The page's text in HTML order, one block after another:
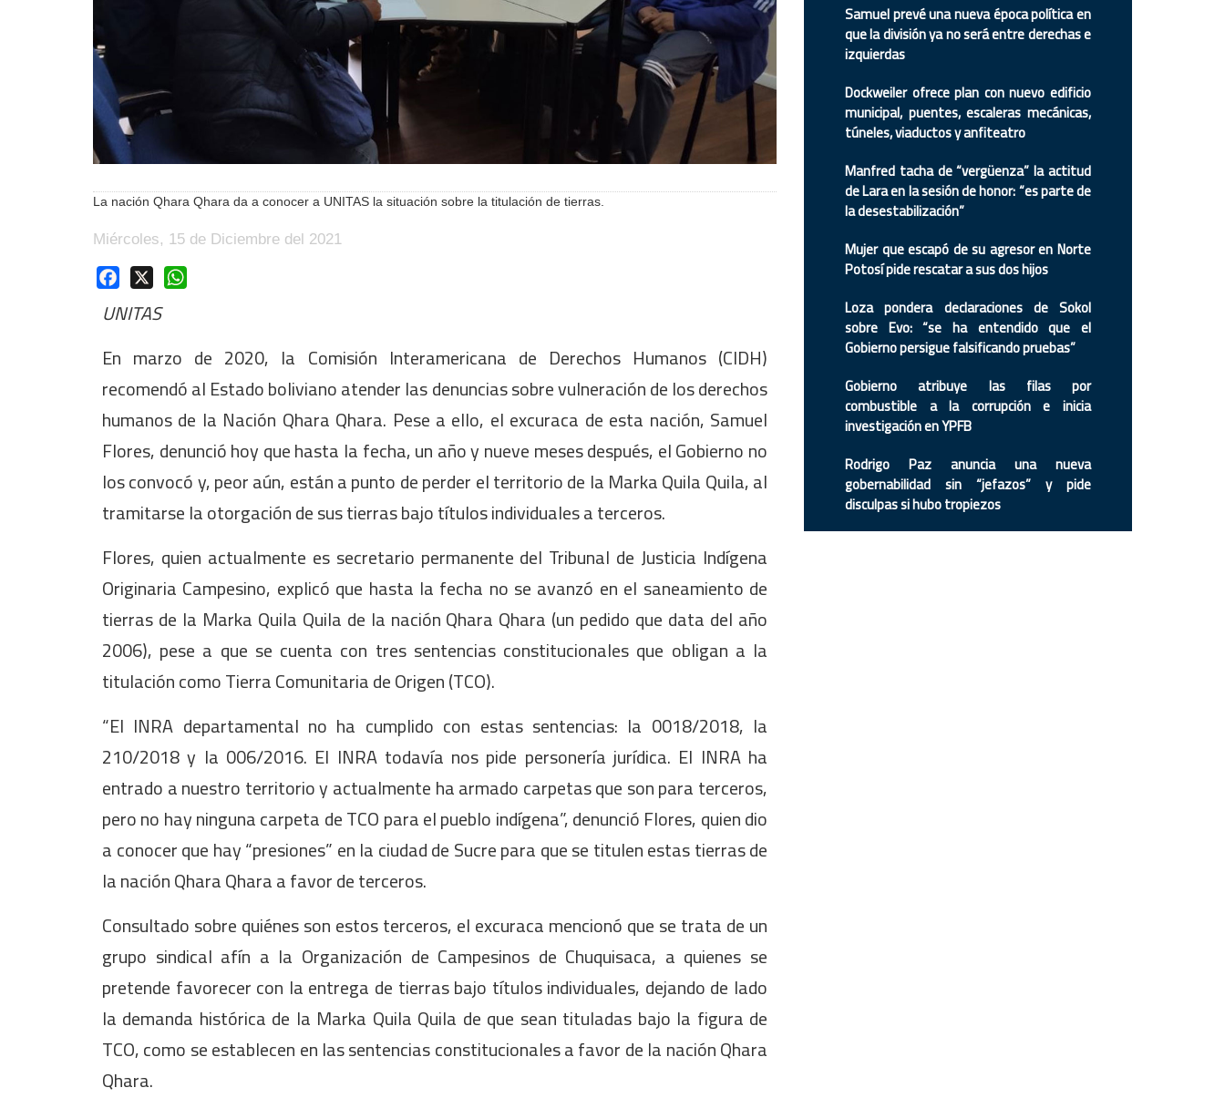
La nación Qhara Qhara da a conocer a UNITAS la situación sobre la titulación de tierras.
Miércoles, 15 de Diciembre del 2021
Facebook
UNITAS
En marzo de 2020, la Comisión Interamericana de Derechos Humanos (CIDH)
recomendó al Estado boliviano atender las denuncias sobre vulneración de los derechos
humanos de la Nación Qhara Qhara. Pese a ello, el excuraca de esta nación, Samuel
Flores, denunció hoy que hasta la fecha, un año y nueve meses después, el Gobierno no
los convocó y, peor aún, están a punto de perder el territorio de la Marka Quila Quila, al
tramitarse la otorgación de sus tierras bajo títulos individuales a terceros.
Flores, quien actualmente es secretario permanente del Tribunal de Justicia Indígena
Originaria Campesino, explicó que hasta la fecha no se avanzó en el saneamiento de
tierras de la Marka Quila Quila de la nación Qhara Qhara (un pedido que data del año
2006), pese a que se cuenta con tres sentencias constitucionales que obligan a la
titulación como Tierra Comunitaria de Origen (TCO).
“El INRA departamental no ha cumplido con estas sentencias: la 0018/2018, la
210/2018 y la 006/2016. El INRA todavía nos pide personería jurídica. El INRA ha
entrado a nuestro territorio y actualmente ha armado carpetas que son para terceros,
pero no hay ninguna carpeta de TCO para el pueblo indígena”, denunció Flores, quien dio
a conocer que hay “presiones” en la ciudad de Sucre para que se titulen estas tierras de
la nación Qhara Qhara a favor de terceros.
Consultado sobre quiénes son estos terceros, el excuraca mencionó que se trata de un
grupo sindical afín a la Organización de Campesinos de Chuquisaca, a quienes se
pretende favorecer con la entrega de tierras bajo títulos individuales, dejando de lado
la demanda histórica de la Marka Quila Quila de que sean tituladas bajo la figura de
TCO, como se establecen en las sentencias constitucionales a favor de la nación Qhara
Qhara.
Samuel prevé una nueva época política en
que la división ya no será entre derechas e
izquierdas
Dockweiler ofrece plan con nuevo edificio
municipal, puentes, escaleras mecánicas,
túneles, viaductos y anfiteatro
Manfred tacha de “vergüenza” la actitud
de Lara en la sesión de honor: “es parte de
la desestabilización”
Mujer que escapó de su agresor en Norte
Potosí pide rescatar a sus dos hijos
Loza pondera declaraciones de Sokol
sobre Evo: “se ha entendido que el
Gobierno persigue falsificando pruebas”
Gobierno atribuye las filas por
combustible a la corrupción e inicia
investigación en YPFB
Rodrigo Paz anuncia una nueva
gobernabilidad sin “jefazos” y pide
disculpas si hubo tropiezos